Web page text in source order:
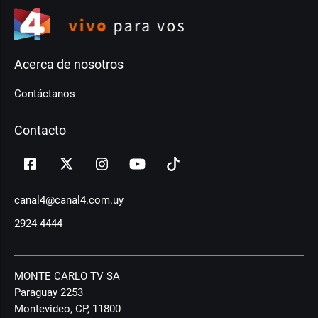
Acerca de nosotros
Contáctanos
Contacto
canal4@canal4.com.uy
2924 4444
MONTE CARLO TV SA
Paraguay 2253
Montevideo, CP, 11800